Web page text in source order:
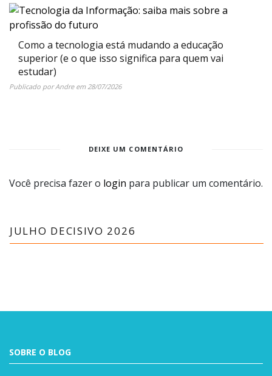
Como a tecnologia está mudando a educação
superior (e o que isso significa para quem vai
estudar)
Publicado porAndreem28/07/2026
DEIXE UM COMENTÁRIO
Você precisa fazer o login para publicar um comentário.
JULHO DECISIVO 2026
SOBRE O BLOG